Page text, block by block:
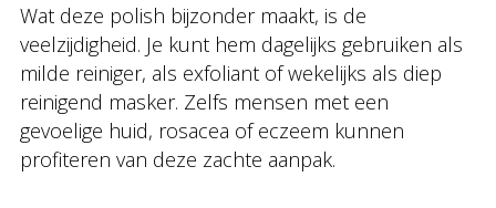
Wat deze polish bijzonder maakt, is de
veelzijdigheid. Je kunt hem dagelijks gebruiken als
milde reiniger, als exfoliant of wekelijks als diep
reinigend masker. Zelfs mensen met een
gevoelige huid, rosacea of eczeem kunnen
profiteren van deze zachte aanpak.